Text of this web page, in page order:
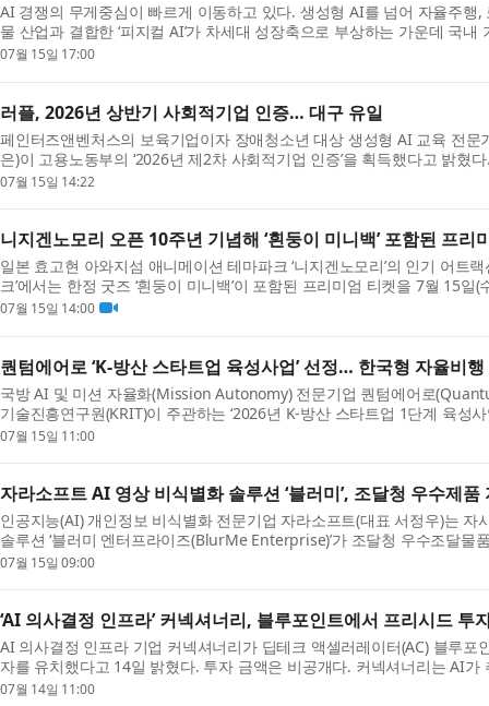
AI 경쟁의 무게중심이 빠르게 이동하고 있다. 생성형 AI를 넘어 자율주행
물 산업과 결합한 ‘피지컬 AI’가 차세대 성장축으로 부상하는 가운데 국내
AI 혁신 현장을 직접 찾아 산업 변화와 비즈니스...
07월 15일 17:00
러플, 2026년 상반기 사회적기업 인증… 대구 유일
페인터즈앤벤처스의 보육기업이자 장애청소년 대상 생성형 AI 교육 전문
은)이 고용노동부의 ‘2026년 제2차 사회적기업 인증’을 획득했다고 밝혔
전문위원회 심의를 거쳐 러플을 포함한 전국 41개 기관...
07월 15일 14:22
니지겐노모리 오픈 10주년 기념해 ‘흰둥이 미니백’ 포함된 프리
일본 효고현 아와지섬 애니메이션 테마파크 ‘니지겐노모리’의 인기 어트
크’에서는 한정 굿즈 ‘흰둥이 미니백’이 포함된 프리미엄 티켓을 7월 15일
이용 개시는 7월 16일(목)부터). 니지겐노모리는 2...
07월 15일 14:00
퀀텀에어로 ‘K-방산 스타트업 육성사업’ 선정… 한국형 자율비
국방 AI 및 미션 자율화(Mission Autonomy) 전문기업 퀀텀에어로
기술진흥연구원(KRIT)이 주관하는 ‘2026년 K-방산 스타트업 1단계 육성
을 체결했다고 밝혔다. K-방산 스타트업 육성사업은 미래...
07월 15일 11:00
자라소프트 AI 영상 비식별화 솔루션 ‘블러미’, 조달청 우수제품
인공지능(AI) 개인정보 비식별화 전문기업 자라소프트(대표 서정우)는 자
솔루션 ‘블러미 엔터프라이즈(BlurMe Enterprise)’가 조달청 우수조달물
밝혔다. 블러미 엔터프라이즈는 공공기관과 기업의 ...
07월 15일 09:00
‘AI 의사결정 인프라’ 커넥셔너리, 블루포인트에서 프리시드 투
AI 의사결정 인프라 기업 커넥셔너리가 딥테크 액셀러레이터(AC) 블루포
자를 유치했다고 14일 밝혔다. 투자 금액은 비공개다. 커넥셔너리는 AI가
능한 형태로 구조화하는 ‘의사결정 인프라’(Decision I...
07월 14일 11:00